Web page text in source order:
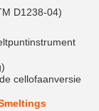
D1238-04)
cellofaanversie